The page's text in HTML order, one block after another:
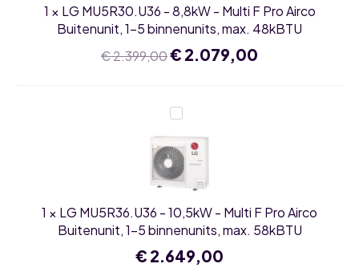
Airco
Buitenunit,
1-
5
binnenunits,
48kBTU
1 × LG MU5R30.U36 - 8,8kW - Multi F Pro Airco
Buitenunit, 1-5 binnenunits, max. 48kBTU
€2.399,00Oorspronkelijke
was:
€ 2.399,00.
€ 2.079,00
is:
LG
MU5R36.U36
-
10,5kW
-
Multi
F
Airco
Buitenunit,
1-
5
binnenunits,
1 × LG MU5R36.U36 - 10,5kW - Multi F Pro Airco
Buitenunit, 1-5 binnenunits, max. 58kBTU
€ 2.649,00